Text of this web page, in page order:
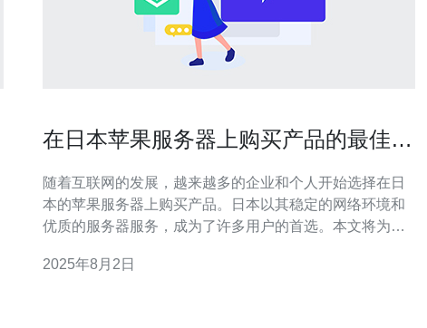
在日本苹果服务器上购买产品的最佳途
随着互联网的发展，越来越多的企业和个人开始选择在日
本的苹果服务器上购买产品。日本以其稳定的网络环境和
优质的服务器服务，成为了许多用户的首选。本文将为您
好地选择合适的服务器、VPS、主机或域名。 首先，选择
2025年8月2日